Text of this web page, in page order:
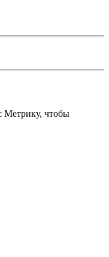
Метрику, чтобы